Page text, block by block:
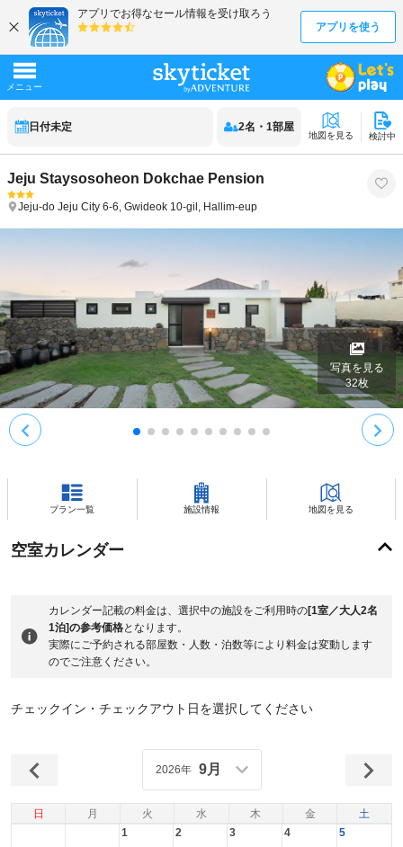
日付未定 2名 ・ 1部屋
地図を見る 検討中
Jeju Staysosoheon Dokchae Pension
Jeju-do Jeju City 6-6, Gwideok 10-gil, Hallim-eup
写真を見る
32枚
プラン一覧 施設情報 地図を見る
空室カレンダー
カレンダー記載の料金は、選択中の施設をご利用時の[1室／大人2名
1泊]の参考価格となります。
実際にご予約される部屋数・人数・泊数等により料金は変動します
のでご注意ください。
チェックイン・チェックアウト日を選択してください
日 月 火 水 木 金 土
2026年 9月
1 2 3 4 5